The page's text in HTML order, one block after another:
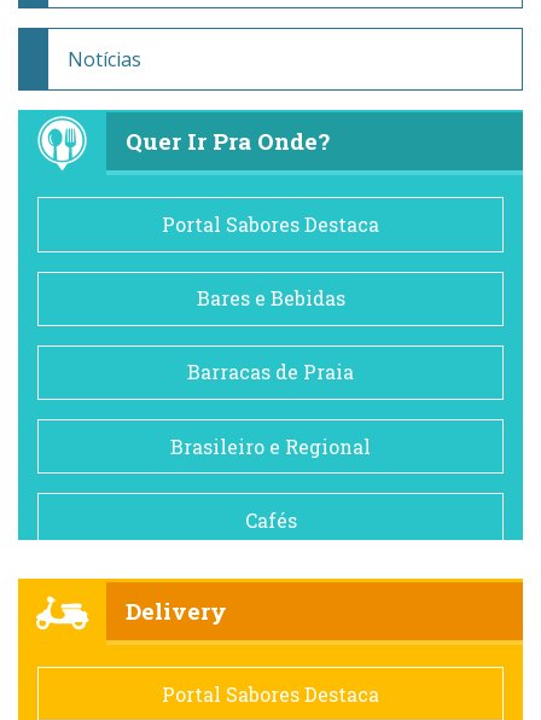
Notícias
Quer Ir Pra Onde?
Portal Sabores Destaca
Bares e Bebidas
Barracas de Praia
Brasileiro e Regional
Cafés
Comida saudável
Delivery
Portal Sabores Destaca